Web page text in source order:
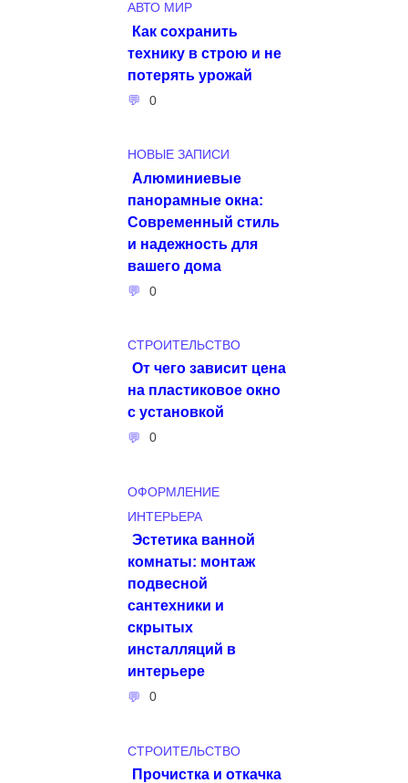
АВТО МИР
Как сохранить
технику в строю и не
потерять урожай
0
НОВЫЕ ЗАПИСИ
Алюминиевые
панорамные окна:
Современный стиль
и надежность для
вашего дома
0
СТРОИТЕЛЬСТВО
От чего зависит цена
на пластиковое окно
с установкой
0
ОФОРМЛЕНИЕ
ИНТЕРЬЕРА
Эстетика ванной
комнаты: монтаж
подвесной
сантехники и
скрытых
инсталляций в
интерьере
0
СТРОИТЕЛЬСТВО
Прочистка и откачка